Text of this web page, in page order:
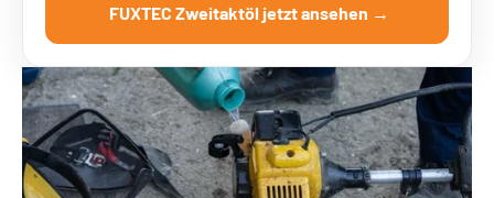
FUXTEC Zweitaktöl jetzt ansehen →